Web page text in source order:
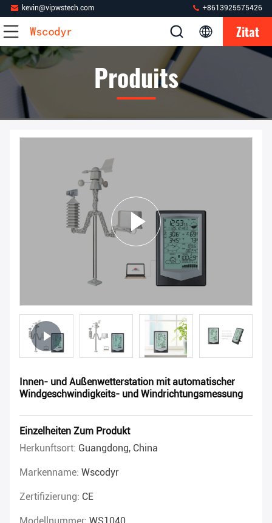
kevin@vipwstech.com +8613925575426
Zitat
Produits
Innen- und Außenwetterstation mit automatischer
Windgeschwindigkeits- und Windrichtungsmessung
Einzelheiten Zum Produkt
Herkunftsort: Guangdong, China
Markenname: Wscodyr
Zertifizierung: CE